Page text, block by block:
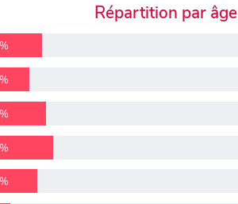
Répartition par âge